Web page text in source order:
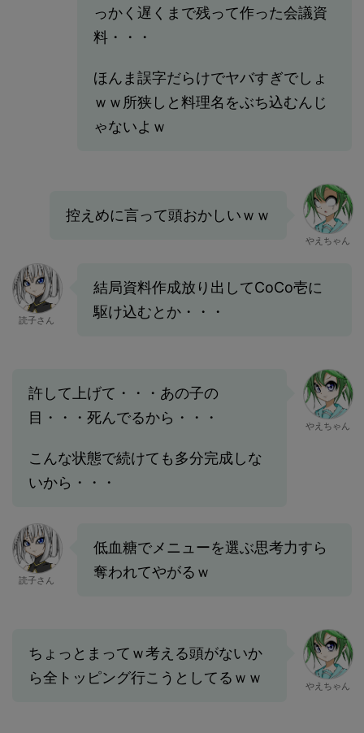
っかく遅くまで残って作った会議資
料・・・
ほんま誤字だらけでヤバすぎでしょ
ｗｗ所狭しと料理名をぶち込むんじ
ゃないよｗ
控えめに言って頭おかしいｗｗ
やえちゃん
読子さん
結局資料作成放り出してCoCo壱に
駆け込むとか・・・
許して上げて・・・あの子の
目・・・死んでるから・・・
こんな状態で続けても多分完成しな
いから・・・
やえちゃん
読子さん
低血糖でメニューを選ぶ思考力すら
奪われてやがるｗ
ちょっとまってｗ考える頭がないか
ら全トッピング行こうとしてるｗｗ
やえちゃん